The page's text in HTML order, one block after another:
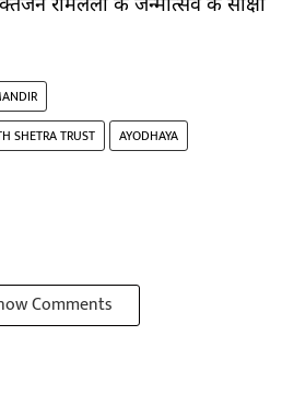
रामलला के जन्मोत्सव के साक्षी
SHETRA TRUST
AYODHAYA
Comments